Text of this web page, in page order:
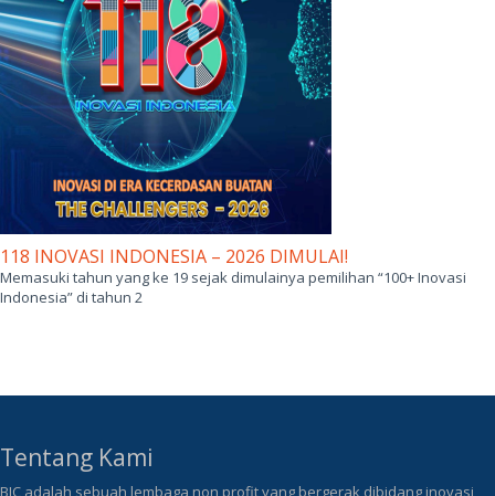
118 INOVASI INDONESIA – 2026 DIMULAI!
Memasuki tahun yang ke 19 sejak dimulainya pemilihan “100+ Inovasi
Indonesia” di tahun 2
Tentang Kami
BIC adalah sebuah lembaga non profit yang bergerak dibidang inovasi